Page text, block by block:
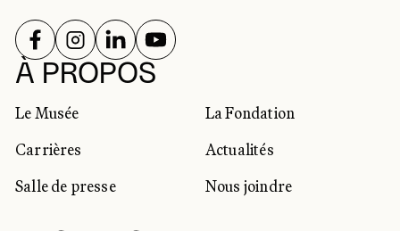
À PROPOS
Le Musée
La Fondation
Carrières
Actualités
Salle de presse
Nous joindre
RÉSEAUX SOCIAUX
SUIVEZ-NOUS SUR
SUIVEZ-NOUS SUR
SUIVEZ-NOUS SUR
SUIVEZ-NOUS SUR